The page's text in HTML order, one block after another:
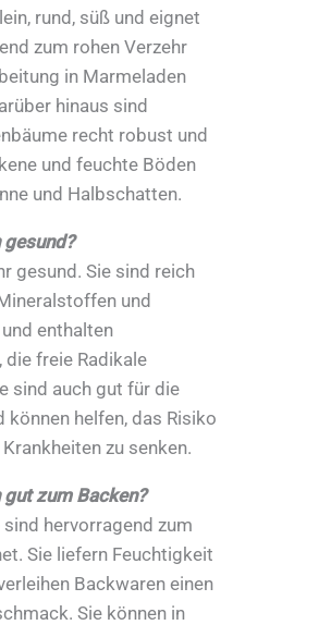
rund, süß und eignet
zum rohen Verzehr
in Marmeladen
hinaus sind
recht robust und
und feuchte Böden
und Halbschatten.
gesund. Sie sind reich
und
enthalten
freie Radikale
sind auch gut für die
können helfen, das Risiko
zu senken.
zum Backen?
hervorragend zum
Sie liefern Feuchtigkeit
Backwaren einen
Sie können in